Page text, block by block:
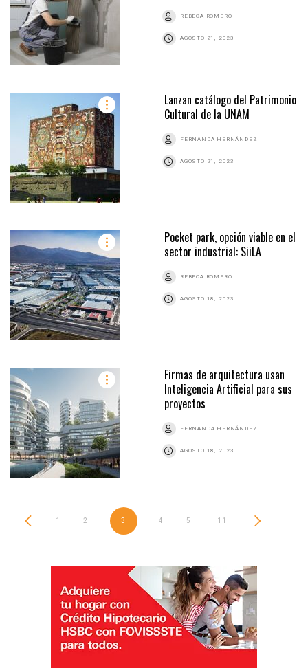
REBECA ROMERO
AGOSTO 21, 2023
Lanzan catálogo del Patrimonio
Cultural de la UNAM
FERNANDA HERNÁNDEZ
AGOSTO 21, 2023
Pocket park, opción viable en el
sector industrial: SiiLA
REBECA ROMERO
AGOSTO 18, 2023
Firmas de arquitectura usan
Inteligencia Artificial para sus
proyectos
FERNANDA HERNÁNDEZ
AGOSTO 18, 2023
1 2 3 4 5 11